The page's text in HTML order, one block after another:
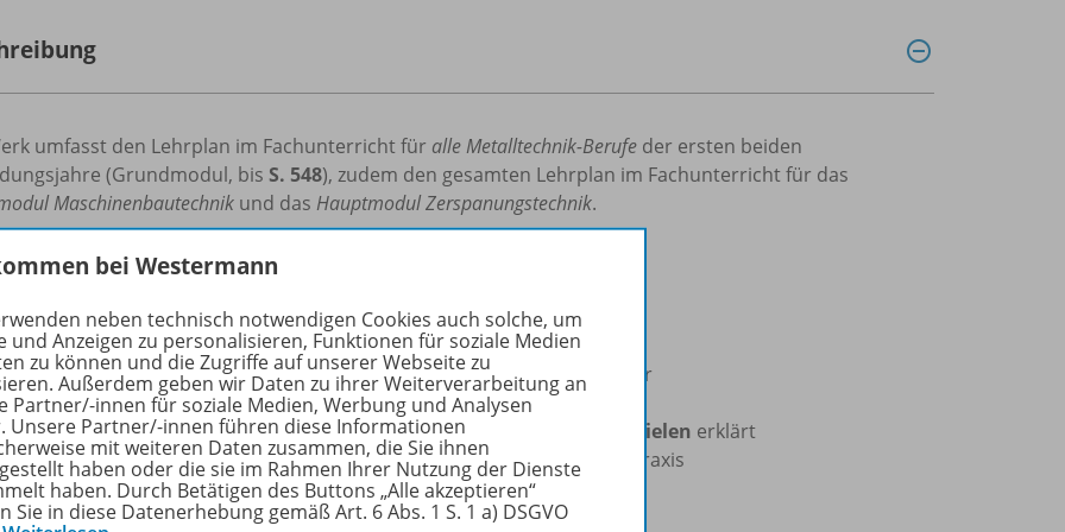
umfasst den Lehrplan im Fachunterricht für alle Metalltechnik-Berufe der ersten beiden
(Grundmodul, bis S. 548), zudem den gesamten Lehrplan im Fachunterricht für das
Maschinenbautechnik und das Hauptmodul Zerspanungstechnik.
Aufbau der Lerninhalte
Einstiegseitemit Überblick
geben wesentliche Inhalte kurz und prägnant wieder
einSymbolwird auf das Tabellenbuch verwiesen
Sachverhalte werden anhand von durchgerechneten
Beispielen erklärt
Aufgabenstellungen am Ende eines Abschnitts mit Bezug zur Praxis
zumUmweltschutzund zum Arbeitsschutz
Codes führen zu Animationen und Videos
bei Westermann
neben technisch notwendigen Cookies auch solche, um
und Anzeigen zu personalisieren, Funktionen für soziale Medien
zu können und die Zugriffe auf unserer Webseite zu
Außerdem geben wir Daten zu ihrer Weiterverarbeitung an
Partner/-innen für soziale Medien, Werbung und Analysen
Unsere Partner/-innen führen diese Informationen
mit weiteren Daten zusammen, die Sie ihnen
haben oder die sie im Rahmen Ihrer Nutzung der Dienste
haben. Durch Betätigen des Buttons „Alle akzeptieren“
Sie in diese Datenerhebung gemäß Art. 6 Abs. 1 S. 1 a) DSGVO